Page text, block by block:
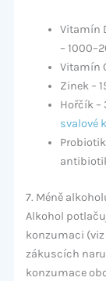
Vitamín
–
Vitamín
Zinek –
Hořčík –
svalové
7. Méně
Alkohol
konzumaci (viz
zákuscích
konzumace